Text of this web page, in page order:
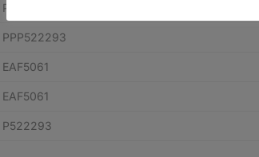
PPP522293
PPP522293
EAF5061
EAF5061
P522293